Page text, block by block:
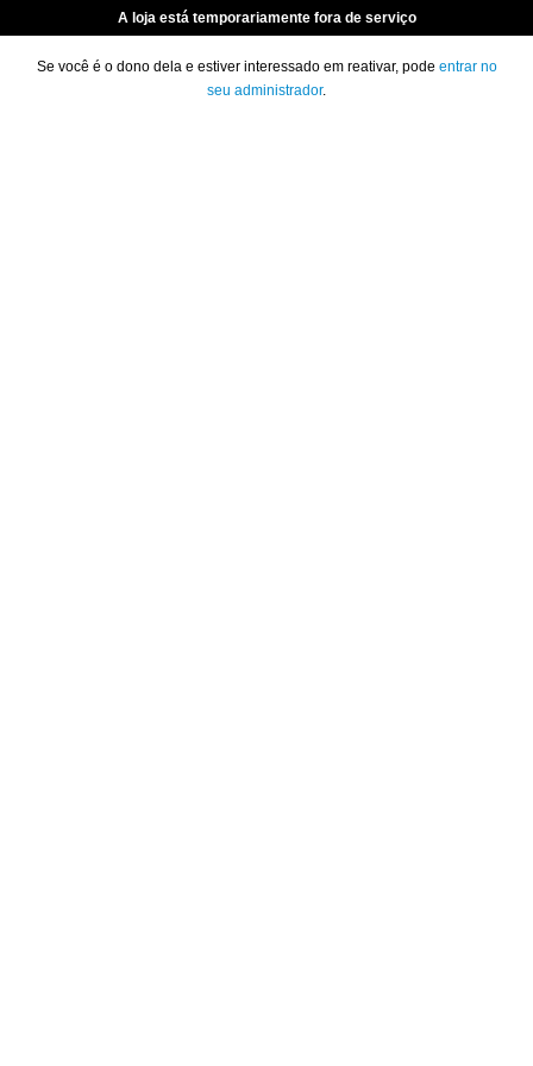
A loja está temporariamente fora de serviço
Se você é o dono dela e estiver interessado em reativar, pode entrar no
seu administrador.